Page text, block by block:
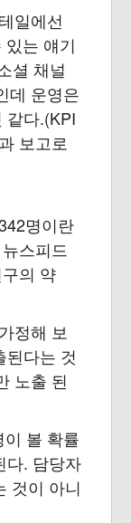
일에선
는 얘기
셜 채널
데 운영은
같다.(KPI
보고로
명이란
스피드
의 약
정해 보
된다는 것
노출 된
볼 확률
다. 담당자
것이 아니